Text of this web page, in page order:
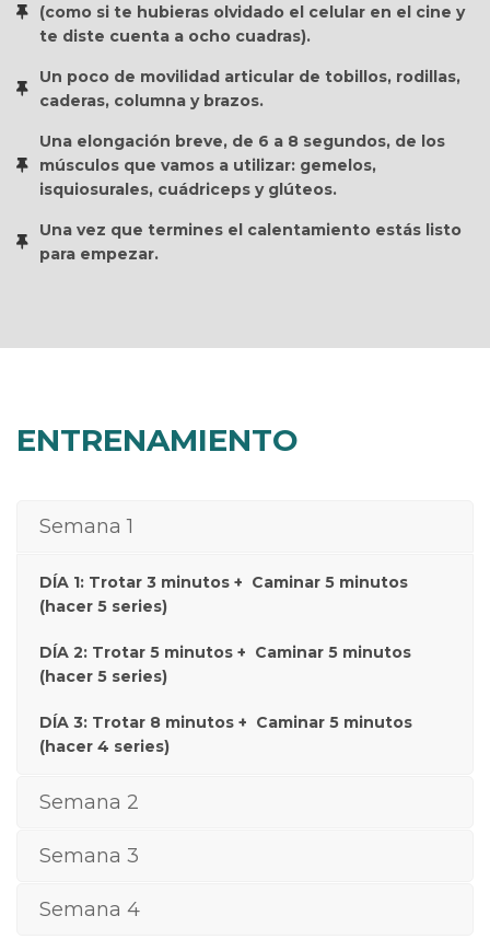
(como si te hubieras olvidado el celular en el cine y
te diste cuenta a ocho cuadras).
Un poco de movilidad articular de tobillos, rodillas,
caderas, columna y brazos.
Una elongación breve, de 6 a 8 segundos, de los
músculos que vamos a utilizar: gemelos,
isquiosurales, cuádriceps y glúteos.
Una vez que termines el calentamiento estás listo
para empezar.
ENTRENAMIENTO
Semana 1
DÍA 1: Trotar 3 minutos + Caminar 5 minutos
(hacer 5 series)
DÍA 2: Trotar 5 minutos + Caminar 5 minutos
(hacer 5 series)
DÍA 3: Trotar 8 minutos + Caminar 5 minutos
(hacer 4 series)
Semana 2
Semana 3
Semana 4